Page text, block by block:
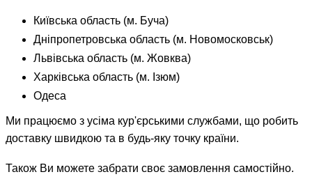
Київська область (м. Буча)
Дніпропетровська область (м. Новомосковськ)
Львівська область (м. Жовква)
Харківська область (м. Ізюм)
Одеса
Ми працюємо з усіма кур'єрськими службами, що робить
доставку швидкою та в будь-яку точку країни.
Також Ви можете забрати своє замовлення самостійно.